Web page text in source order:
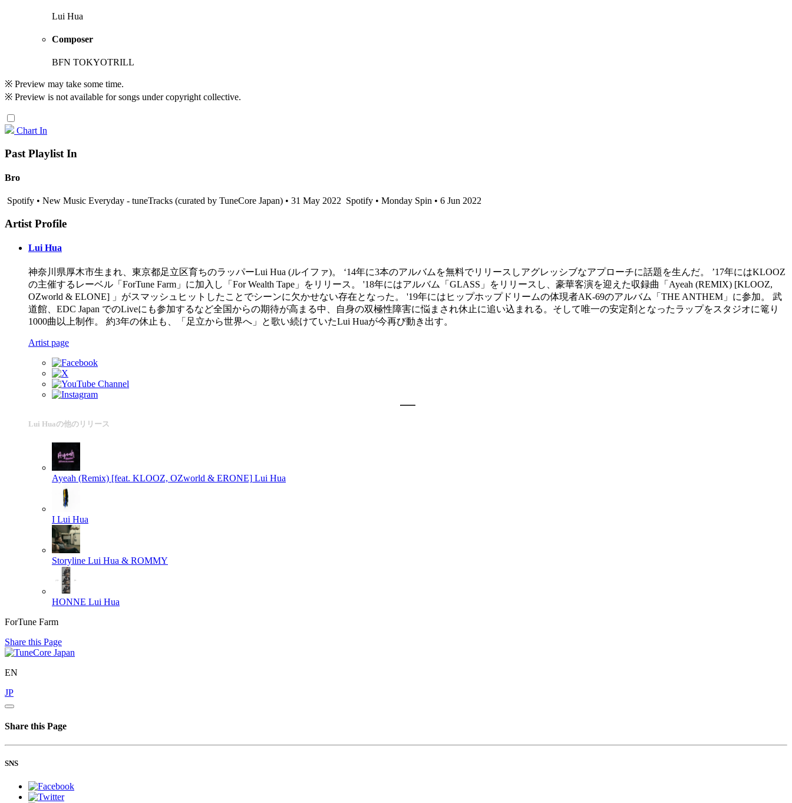
Lui Hua
Composer
BFN TOKYOTRILL
※ Preview may take some time.
※ Preview is not available for songs under copyright collective.
Chart In
Past Playlist In
Bro
Spotify • New Music Everyday - tuneTracks (curated by TuneCore Japan) • 31 May 2022 Spotify • Monday Spin • 6 Jun 2022
Artist Profile
Lui Hua
神奈川県厚木市生まれ、東京都足立区育ちのラッパーLui Hua (ルイファ)。 ‘14年に3本のアルバムを無料でリリースしアグレッシブなアプローチに話題を生んだ。 ’17年にはKLOOZ
の主催するレーベル「ForTune Farm」に加入し「For Wealth Tape」をリリース。 '18年にはアルバム「GLASS」をリリースし、豪華客演を迎えた収録曲「Ayeah (REMIX) [KLOOZ,
OZworld & ELONE] 」がスマッシュヒットしたことでシーンに欠かせない存在となった。 '19年にはヒップホップドリームの体現者AK-69のアルバム「THE ANTHEM」に参加。 武
道館、EDC Japan でのLiveにも参加するなど全国からの期待が高まる中、自身の双極性障害に悩まされ休止に追い込まれる。そして唯一の安定剤となったラップをスタジオに篭り
1000曲以上制作。 約3年の休止も、「足立から世界へ」と歌い続けていたLui Huaが今再び動き出す。
Artist page
Lui Huaの他のリリース
Ayeah (Remix) [feat. KLOOZ, OZworld & ERONE] Lui Hua
I Lui Hua
Storyline Lui Hua & ROMMY
HONNE Lui Hua
ForTune Farm
Share this Page
EN
JP
Share this Page
SNS